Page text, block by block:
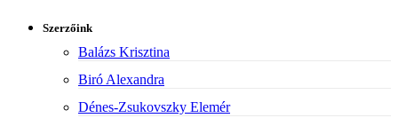
Szerzőink
Balázs Krisztina
Biró Alexandra
Dénes-Zsukovszky Elemér